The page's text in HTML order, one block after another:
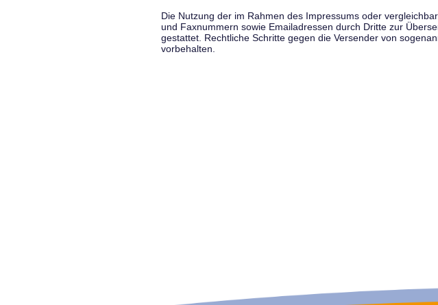
Die Nutzung der im Rahmen des Impressums oder
und Faxnummern sowie Emailadressen durch Dritte zur
gestattet. Rechtliche Schritte gegen die Versender von
vorbehalten.